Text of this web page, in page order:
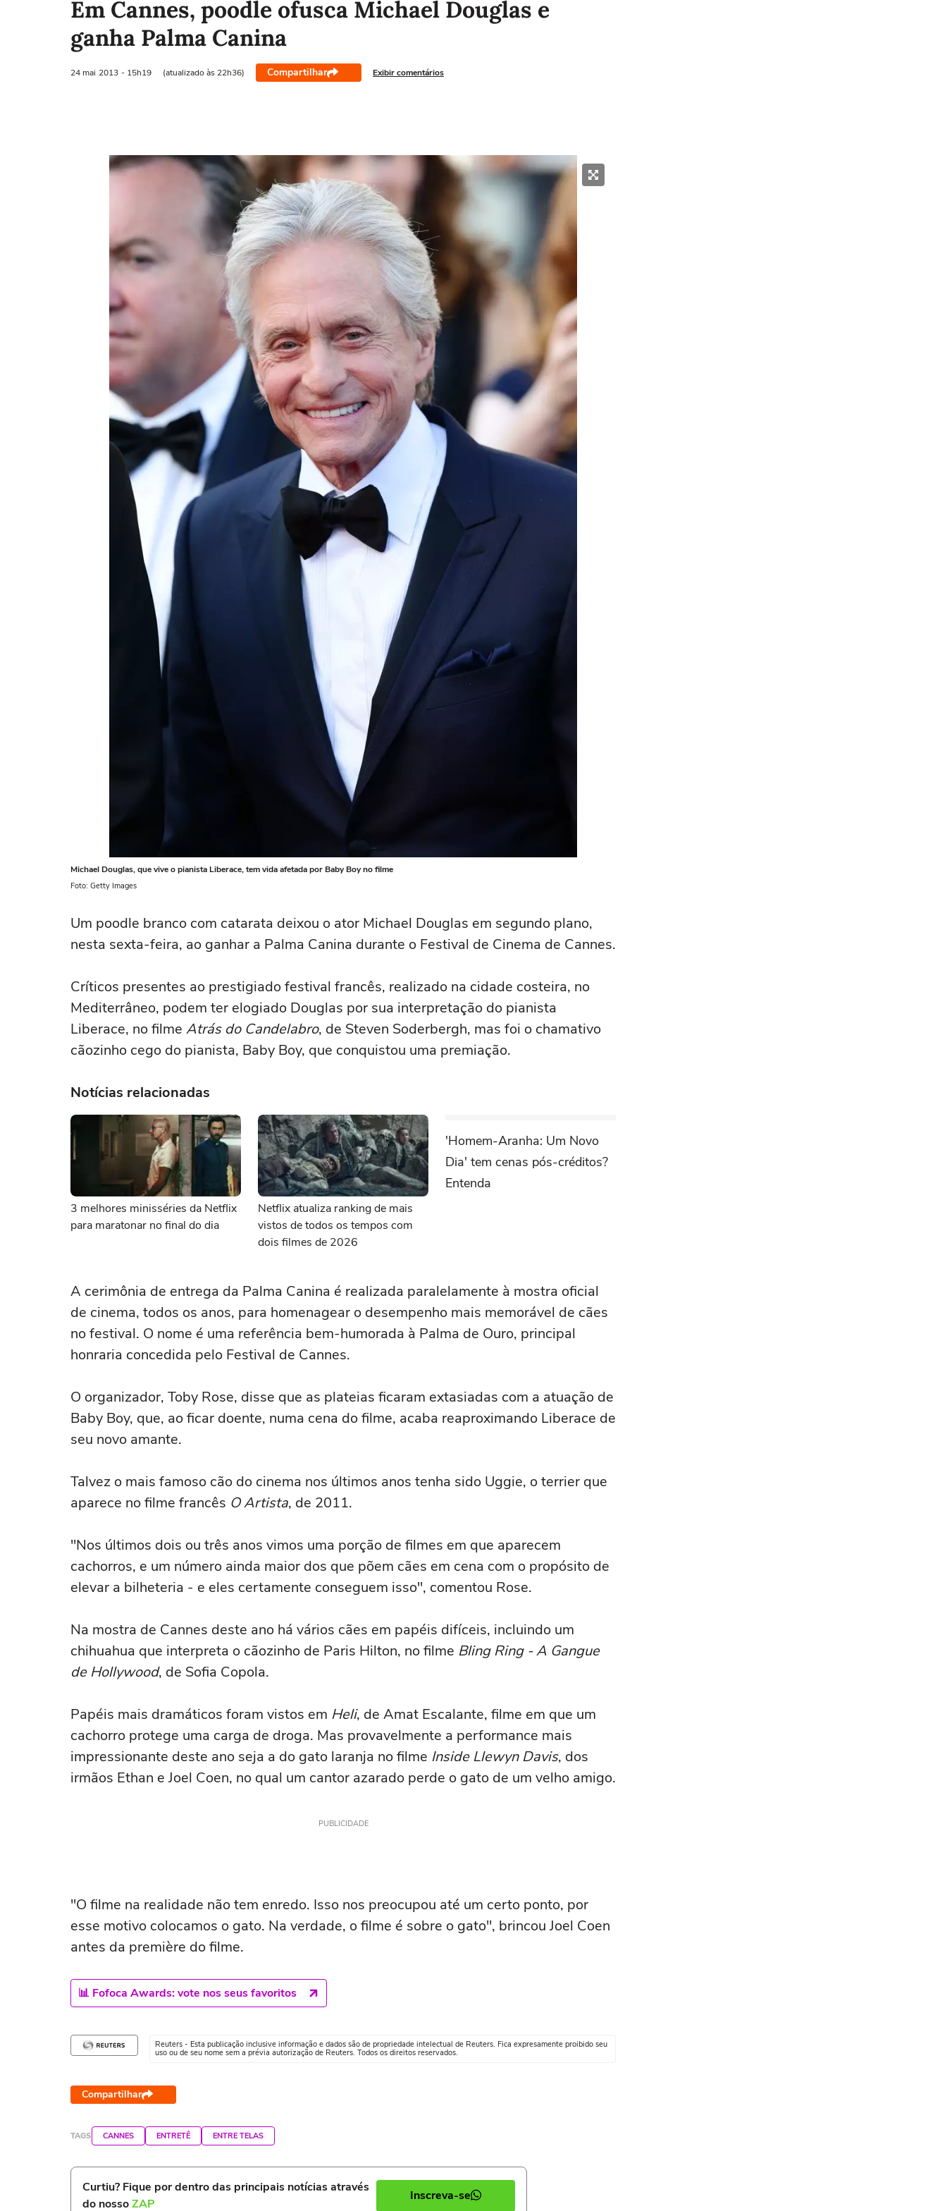
Em Cannes, poodle ofusca Michael Douglas e
ganha Palma Canina
24 mai 2013 - 15h19 (atualizado às 22h36) Compartilhar Exibir comentários
Michael Douglas, que vive o pianista Liberace, tem vida afetada por Baby Boy no filme
Foto: Getty Images
Um poodle branco com catarata deixou o ator Michael Douglas em segundo plano,
nesta sexta-feira, ao ganhar a Palma Canina durante o Festival de Cinema de Cannes.
Críticos presentes ao prestigiado festival francês, realizado na cidade costeira, no
Mediterrâneo, podem ter elogiado Douglas por sua interpretação do pianista
Liberace, no filme Atrás do Candelabro, de Steven Soderbergh, mas foi o chamativo
cãozinho cego do pianista, Baby Boy, que conquistou uma premiação.
Notícias relacionadas
3 melhores minisséries da Netflix
para maratonar no final do dia
Netflix atualiza ranking de mais
vistos de todos os tempos com
dois filmes de 2026
'Homem-Aranha: Um Novo
Dia' tem cenas pós-créditos?
Entenda
A cerimônia de entrega da Palma Canina é realizada paralelamente à mostra oficial
de cinema, todos os anos, para homenagear o desempenho mais memorável de cães
no festival. O nome é uma referência bem-humorada à Palma de Ouro, principal
honraria concedida pelo Festival de Cannes.
O organizador, Toby Rose, disse que as plateias ficaram extasiadas com a atuação de
Baby Boy, que, ao ficar doente, numa cena do filme, acaba reaproximando Liberace de
seu novo amante.
Talvez o mais famoso cão do cinema nos últimos anos tenha sido Uggie, o terrier que
aparece no filme francês O Artista, de 2011.
"Nos últimos dois ou três anos vimos uma porção de filmes em que aparecem
cachorros, e um número ainda maior dos que põem cães em cena com o propósito de
elevar a bilheteria - e eles certamente conseguem isso", comentou Rose.
Na mostra de Cannes deste ano há vários cães em papéis difíceis, incluindo um
chihuahua que interpreta o cãozinho de Paris Hilton, no filme Bling Ring - A Gangue
de Hollywood, de Sofia Copola.
Papéis mais dramáticos foram vistos em Heli, de Amat Escalante, filme em que um
cachorro protege uma carga de droga. Mas provavelmente a performance mais
impressionante deste ano seja a do gato laranja no filme Inside Llewyn Davis, dos
irmãos Ethan e Joel Coen, no qual um cantor azarado perde o gato de um velho amigo.
PUBLICIDADE
"O filme na realidade não tem enredo. Isso nos preocupou até um certo ponto, por
esse motivo colocamos o gato. Na verdade, o filme é sobre o gato", brincou Joel Coen
antes da première do filme.
📊 Fofoca Awards: vote nos seus favoritos
Reuters - Esta publicação inclusive informação e dados são de propriedade intelectual de Reuters. Fica expresamente proibido seu
uso ou de seu nome sem a prévia autorização de Reuters. Todos os direitos reservados.
Compartilhar
TAGS CANNES ENTRETÊ ENTRE TELAS
Curtiu? Fique por dentro das principais notícias através
do nossoZAP
Inscreva-se